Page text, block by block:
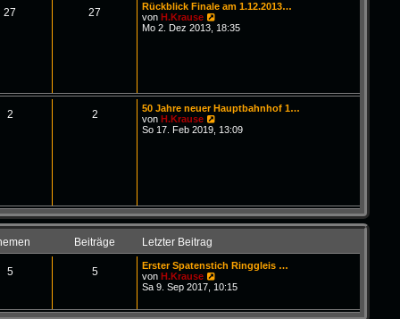
e
t
27 27
Rückblick Finale am 1.12.2013…
vonH.Krause
e
r
e
t
Mo 2. Dez 2013, 18:35
2 2
50 Jahre neuer Hauptbahnhof 1…
vonH.Krause
e
B
e
i
a
g
So 17. Feb 2019, 13:09
Beiträge Letzter Beitrag
5 5
Erster Spatenstich Ringgleis …
vonH.Krause
e
e
Sa 9. Sep 2017, 10:15